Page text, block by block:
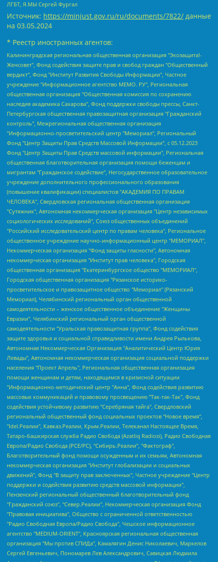
ЛГБТ, Я.МЫ Сергей Фургал
Источник: https://minjust.gov.ru/ru/documents/7822/ данные
на 03.05.2024
* Реестр иностранных агентов:
Калининградская региональная общественная организация "Экозащита!-Женсовет", Фонд содействия защите прав и свобод граждан "Общественный вердикт", Фонд "Институт Развития Свободы Информации", Частное учреждение "Информационное агентство МЕМО. РУ", Региональная общественная организация "Общественная комиссия по сохранению наследия академика Сахарова", Фонд поддержки свободы прессы, Санкт-Петербургская общественная правозащитная организация "Гражданский контроль", Межрегиональная общественная организация "Информационно-просветительский центр "Мемориал", Региональный Фонд "Центр Защиты Прав Средств Массовой Информации", с 05.12.2023 Фонд "Центр Защиты Прав Средств массовой информации", Региональная общественная благотворительная организация помощи беженцам и мигрантам "Гражданское содействие", Негосударственное образовательное учреждение дополнительного профессионального образования (повышение квалификации) специалистов "АКАДЕМИЯ ПО ПРАВАМ ЧЕЛОВЕКА", Свердловская региональная общественная организация "Сутяжник", Автономная некоммерческая организация "Центр независимых социологических исследований", Союз общественных объединений "Российский исследовательский центр по правам человека", Региональное общественное учреждение научно-информационный центр "МЕМОРИАЛ", Некоммерческая организация "Фонд защиты гласности", Автономная некоммерческая организация "Институт прав человека", Городская общественная организация "Екатеринбургское общество "МЕМОРИАЛ", Городская общественная организация "Рязанское историко-просветительское и правозащитное общество "Мемориал" (Рязанский Мемориал), Челябинский региональный орган общественной самодеятельности – женское общественное объединение "Женщины Евразии", Челябинский региональный орган общественной самодеятельности "Уральская правозащитная группа", Фонд содействия защите здоровья и социальной справедливости имени Андрея Рылькова, Автономная Некоммерческая Организация "Аналитический Центр Юрия Левады", Автономная некоммерческая организация социальной поддержки населения "Проект Апрель", Региональная общественная организация помощи женщинам и детям, находящимся в кризисной ситуации "Информационно-методический центр "Анна", Фонд содействия развитию массовых коммуникаций и правовому просвещению "Так-так-Так", Фонд содействия устойчивому развитию "Серебряная тайга", Свердловский региональный общественный фонд социальных проектов "Новое время", "Idel.Реалии", Кавказ.Реалии, Крым.Реалии, Телеканал Настоящее Время, Татаро-башкирская служба Радио Свобода (Azatliq Radiosi), Радио Свободная Европа/Радио Свобода (PCE/PC), "Сибирь.Реалии", "Фактограф", Благотворительный фонд помощи осужденным и их семьям, Автономная некоммерческая организация "Институт глобализации и социальных движений", Фонд "В защиту прав заключенных", Частное учреждение "Центр поддержки и содействия развитию средств массовой информации", Пензенский региональный общественный благотворительный фонд "Гражданский союз", "Север.Реалии", Некоммерческая организация Фонд "Правовая инициатива", Общество с ограниченной ответственностью "Радио Свободная Европа/Радио Свобода", Чешское информационное агентство "MEDIUM-ORIENT", Красноярская региональная общественная организация "Мы против СПИДа", Камалягин Денис Николаевич, Маркелов Сергей Евгеньевич, Пономарев Лев Александрович, Савицкая Людмила Алексеевна, Автономная некоммерческая организация "Центр по работе с проблемой насилия "НАСИЛИЮ.НЕТ", Межрегиональный профессиональный союз работников здравоохранения "Альянс врачей", Юридическое лицо, зарегистрированное в Латвийской Республике, SIA "Medusa Project" (регистрационный номер 40103797863, дата регистрации 10.06.2014), Некоммерческая организация "Фонд по борьбе с коррупцией", Автономная некоммерческая организация "Институт права и публичной политики", Баданин Роман Сергеевич, Гликин Максим Александрович, Железнова Мария Михайловна, Лукьянова Юлия Сергеевна, Маетная Елизавета Витальевна, Маняхин Петр Борисович, Чуракова Ольга Владимировна, Ярош Юлия Петровна, Юридическое лицо "The Insider SIA", зарегистрированное в Риге, Латвийская Республика (дата регистрации 26.06.2015), являющееся администратором доменного имени интернет-издания "The Insider SIA", https://theins.ru, Постернак Алексей Евгеньевич, Рубин Михаил Аркадьевич, Анин Роман Александрович, Юридическое лицо Istories fonds, зарегистрированное в Латвийской Республике (регистрационный номер 50008295751, дата регистрации 24.02.2020), Великовский Дмитрий Александрович, Долинина Ирина Николаевна, Мароховская Алеся Алексеевна, Шлейнов Роман Юрьевич, Шмагун Олеся Валентиновна, Общество с ограниченной ответственностью "Альтаир 2021", Общество с ограниченной ответственностью "Вега 2021", Общество с ограниченной ответственностью "Главный редактор 2021", Общество с ограниченной ответственностью "Ромашки монолит", Важенков Артем Валерьевич, Ивановская областная общественная организация "Центр гендерных исследований", Гурман Юрий Альбертович, Медиапроект "ОВД-Инфо", Егоров Владимир Владимирович, Жилинский Владимир Александрович, Общество с ограниченной ответственностью "ЗП", Иванова София Юрьевна, Карезина Инна Павловна, Кильтау Екатерина Викторовна, Петров Алексей Викторович, Пискунов Сергей Евгеньевич, Смирнов Сергей Сергеевич, Тихонов Михаил Сергеевич, Общество с ограниченной ответственностью "ЖУРНАЛИСТ-ИНОСТРАННЫЙ АГЕНТ", Арапова Галина Юрьевна, Вольтская Татьяна Анатольевна, Американская компания "Mason G.E.S. Anonymous Foundation" (США), являющаяся владельцем интернет-издания https://mnews.world/, Компания "Stichting Bellingcat", зарегистрированная в Нидерландах (дата регистрации 11.07.2018), Захаров Андрей Вячеславович, Клепиковская Екатерина Дмитриевна, Общество с ограниченной ответственностью "МЕМО", Перл Роман Александрович, Симонов Евгений Алексеевич, Соловьева Елена Анатольевна, Сотников Даниил Владимирович, Сурначева Елизавета Дмитриевна, Автономная некоммерческая организация по защите прав человека и информированию населения "Якутия – Наше Мнение", Общество с ограниченной ответственностью "Москоу диджитал медиа", с 26.01.2023 Общество с ограниченной ответственностью "Чайка Белые сады", Ветошкина Валерия Валерьевна, Заговора Максим Александрович, Межрегиональное общественное движение "Российская ЛГБТ - сеть", Оленичев Максим Владимирович, Павлов Иван Юрьевич, Скворцова Елена Сергеевна, Общество с ограниченной ответственностью "Как бы инагент", Кочетков Игорь Викторович, Общество с ограниченной ответственностью "Честные выборы", Еланчик Олег Александрович, Общество с ограниченной ответственностью "Нобелевский призыв", Гималова Регина Эмилевна, Григорьев Андрей Валерьевич, Григорьева Алина Александровна, Ассоциация по содействию защите прав призывников, альтернативнослужащих и военнослужащих "Правозащитная группа "Гражданин.Армия.Право", Хисамова Регина Фаритовна, Автономная некоммерческая организация по реализации социально-правовых программ "Лилит", Дальневосточное общественное движение "Маяк", Санкт-Петербургская ЛГБТ-инициативная группа "Выход", Инициативная группа ЛГБТ+ "Реверс", Алексеев Андрей Викторович, Бекбулатова Таисия Львовна, Беляев Иван Михайлович, Владыкина Елена Сергеевна, Гельман Марат Александрович, Никульшина Вероника Юрьевна, Толоконникова Надежда Андреевна, Шендерович Виктор Анатольевич, Общество с ограниченной ответственностью "Данное сообщение", Общество с ограниченной ответственностью Издательский дом "Новая глава", Айнбиндер Александра Александровна, Московский комьюнити-центр для ЛГБТ+инициатив, Благотворительный фонд развития филантропии, Deutsche Welle (Германия, Kurt-Schumacher-Strasse 3, 53113 Bonn), Борзунова Мария Михайловна, Воробьев Виктор Викторович, Голубева Анна Львовна, Константинова Алла Михайловна, Малкова Ирина Владимировна, Мурадов Мурад Абдулгалимович, Осетинская Елизавета Николаевна, Понасенков Евгений Николаевич, Ганапольский Матвей Юрьевич, Киселев Евгений Алексеевич, Борухович Ирина Григорьевна, Дремин Иван Тимофеевич, Дубровский Дмитрий Викторович, Красноярская региональная общественная организация поддержки и развития альтернативных образовательных технологий и межкультурных коммуникаций "ИНТЕРРА", Маяковская Екатерина Алексеевна, Фейгин Марк Захарович, Филимонов Андрей Викторович, Дзугкоева Регина Николаевна, Доброхотов Роман Александрович, Дудь Юрий Александрович, Елкин Сергей Владимирович, Кругликов Кирилл Игоревич, Сабунаева Мария Леонидовна, Семенов Алексей Владимирович, Шаинян Карен Багратович, Шульман Екатерина Михайловна, Асафьев Артур Валерьевич, Вахштайн Виктор Семенович, Венедиктов Алексей Алексеевич, Лушникова Екатерина Евгеньевна, Волков Леонид Михайлович, Невзоров Александр Глебович, Пархоменко Сергей Борисович, Сироткин Ярослав Николаевич, Кара-Мурза Владимир Владимирович, Баранова Наталья Владимировна, Гозман Леонид Яковлевич, Кагарлицкий Борис Юльевич, Климарев Михаил Валерьевич, Милов Владимир Станиславович, Автономная некоммерческая организация Краснодарский центр современного искусства "Типография", Моргенштерн Алишер Тагирович, Соболь Любовь Эдуардовна, Общество с ограниченной ответственностью "ЛИЗА НОРМ", Каспаров Гарри Кимович, Ходорковский Михаил Борисович, Общество с ограниченной ответственностью "Апрельские тезисы", Данилович Ирина Брониславовна, Кашин Олег Владимирович, Петров Николай Владимирович, Пивоваров Алексей Владимирович, Соколов Михаил Владимирович, Цветкова Юлия Владимировна, Чичваркин Евгений Александрович, Комитет против пыток/Команда против пыток, Общество с ограниченной ответственностью "Первый научный", Общество с ограниченной ответственностью "Вертолет и ко", Белоцерковская Вероника Борисовна, Кац Максим Евгеньевич, Лазарева Татьяна Юрьевна, Шаведдинов Руслан Табризович, Яшин Илья Валерьевич, Общество с ограниченной ответственностью "Иноагент ААВ", Алешковский Дмитрий Петрович, Альбац Евгения Марковна, Быков Дмитрий Львович, Галямина Юлия Евгеньевна, Лойко Сергей Леонидович, Мартынов Кирилл Константинович, Медведев Сергей Александрович, Крашенинников Федор Геннадиевич, Гордеева Катерина Вл